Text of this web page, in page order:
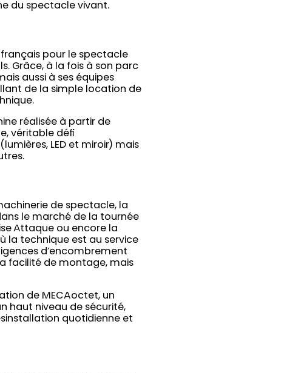
du spectacle vivant.
français pour le spectacle
Grâce, à la fois à son parc
aussi à ses équipes
de la simple location de
réalisée à partir de
véritable défi
LED et miroir) mais
de spectacle, la
le marché de la tournée
Attaque ou encore la
la technique est au service
d’encombrement
facilité de montage, mais
de MECAoctet, un
haut niveau de sécurité,
quotidienne et